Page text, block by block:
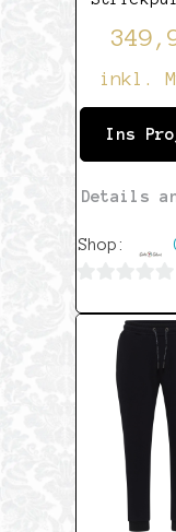
inkl.
Ins
Details
Shop:
von